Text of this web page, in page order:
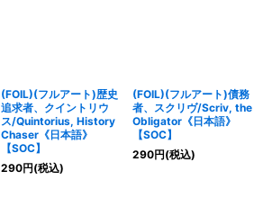
(FOIL)(フルアート)歴史
追求者、クイントリウ
ス/Quintorius, History
Chaser《日本語》
【SOC】
290円(税込)
(FOIL)(フルアート)債務
者、スクリヴ/Scriv, the
Obligator《日本語》
【SOC】
290円(税込)